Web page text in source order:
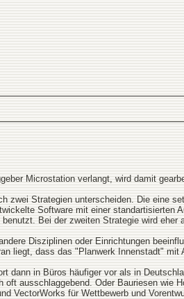
Microstation verlangt, wird damit
Strategien unterscheiden. Die eine
Software mit einer standartisierten
Bei der zweiten Strategie wird eher
Disziplinen oder Einrichtungen
liegt, dass das "Planwerk Innenstadt" mit
dann in Büros häufiger vor als in
oft ausschlaggebend. Oder Bauriesen wie
VectorWorks für Wettbewerb und